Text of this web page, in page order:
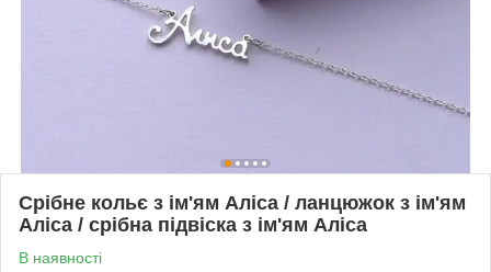
Срібне кольє з ім'ям Аліса / ланцюжок з ім'ям
Аліса / срібна підвіска з ім'ям Аліса
В наявності